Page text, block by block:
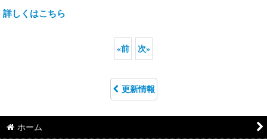
詳しくはこちら
«前 次»
更新情報
ホーム